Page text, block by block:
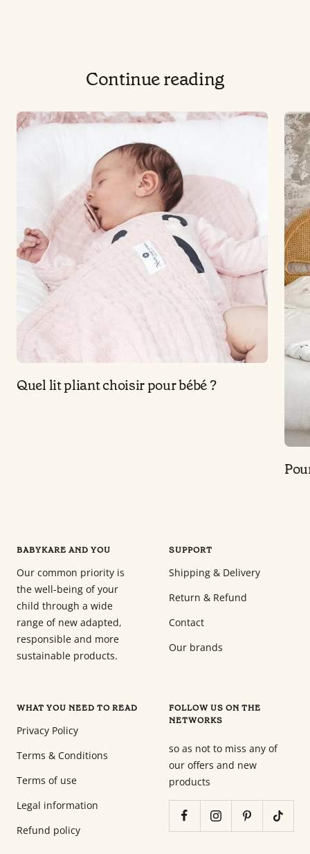
Continue reading
Quel lit pliant choisir pour bébé ?
BABYKARE AND YOU
Our common priority is
the well-being of your
child through a wide
range of new adapted,
responsible and more
sustainable products.
SUPPORT
Shipping & Delivery
Return & Refund
Contact
Our brands
WHAT YOU NEED TO READ
Privacy Policy
Terms & Conditions
Terms of use
Legal information
Refund policy
FOLLOW US ON THE
NETWORKS
so as not to miss any of
our offers and new
products